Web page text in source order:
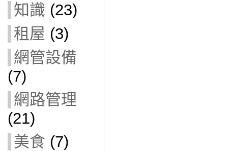
知識 (23)
租屋 (3)
網管設備
(7)
網路管理
(21)
美食 (7)